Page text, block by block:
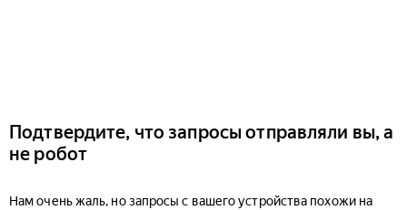
Подтвердите, что запросы отправляли вы, а
не робот
Нам очень жаль, но запросы с вашего устройства похожи на